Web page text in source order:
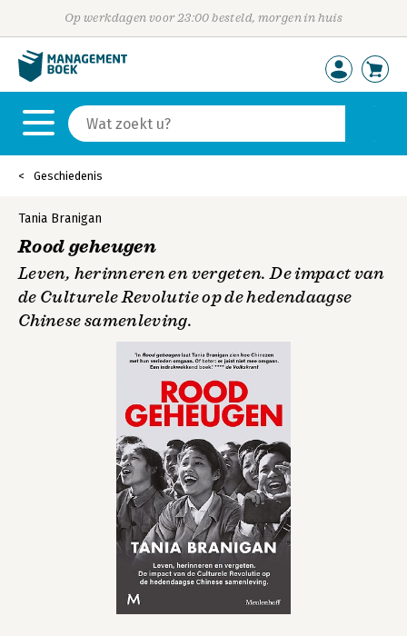
Op werkdagen voor 23:00 besteld, morgen in huis
Geschiedenis
Tania Branigan
Rood geheugen
Leven, herinneren en vergeten. De impact van
de Culturele Revolutie op de hedendaagse
Chinese samenleving.